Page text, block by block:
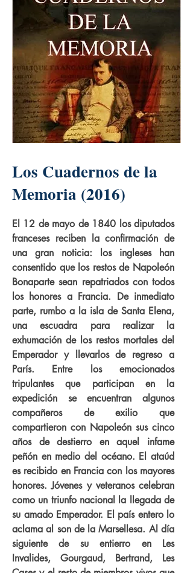
Los Cuadernos de la
Memoria (2016)
El 12 de mayo de 1840 los diputados
franceses reciben la confirmación de
una gran noticia: los ingleses han
consentido que los restos de Napoleón
Bonaparte sean repatriados con todos
los honores a Francia. De inmediato
parte, rumbo a la isla de Santa Elena,
una escuadra para realizar la
exhumación de los restos mortales del
Emperador y llevarlos de regreso a
París. Entre los emocionados
tripulantes que participan en la
expedición se encuentran algunos
compañeros de exilio que
compartieron con Napoleón sus cinco
años de destierro en aquel infame
peñón en medio del océano. El ataúd
es recibido en Francia con los mayores
honores. Jóvenes y veteranos celebran
como un triunfo nacional la llegada de
su amado Emperador. El país entero lo
aclama al son de la Marsellesa. Al día
siguiente de su entierro en Les
Invalides, Gourgaud, Bertrand, Les